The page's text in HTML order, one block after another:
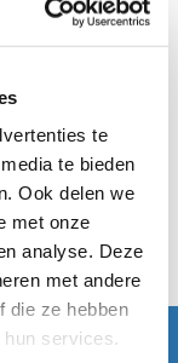
te
te bieden
Ook delen we
met onze
analyse. Deze
met andere
die ze hebben
services.